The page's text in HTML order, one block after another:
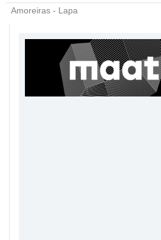
Amoreiras - Lapa